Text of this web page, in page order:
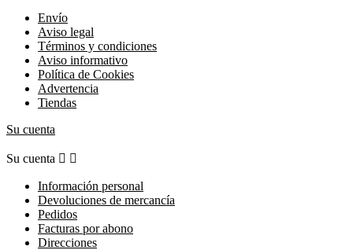
Envío
Aviso legal
Términos y condiciones
Aviso informativo
Política de Cookies
Advertencia
Tiendas
Su cuenta
Su cuenta  
Información personal
Devoluciones de mercancía
Pedidos
Facturas por abono
Direcciones